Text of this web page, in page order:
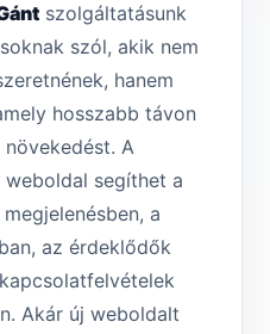
szolgáltatásunk
szól, akik nem
hanem
hosszabb távon
A
segíthet a
a
az érdeklődők
Akár új weboldalt